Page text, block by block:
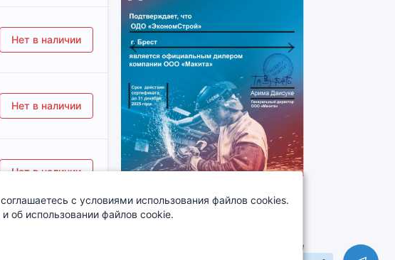
FAC-0 FUEL]
Нет в наличии
Нет в наличии
прямой привод FUBAG AIR MASTER KIT ( +6 предметов) масляный
Нет в наличии
Previous Next
с условиями использования файлов cookies.
об использовании файлов cookie.